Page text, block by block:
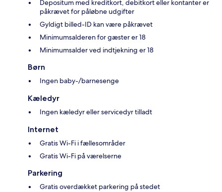
Depositum med kreditkort, debitkort eller kontanter er
påkrævet for påløbne udgifter
Gyldigt billed-ID kan være påkrævet
Minimumsalderen for gæster er 18
Minimumsalder ved indtjekning er 18
Børn
Ingen baby-/barnesenge
Kæledyr
Ingen kæledyr eller servicedyr tilladt
Internet
Gratis Wi-Fi i fællesområder
Gratis Wi-Fi på værelserne
Parkering
Gratis overdækket parkering på stedet